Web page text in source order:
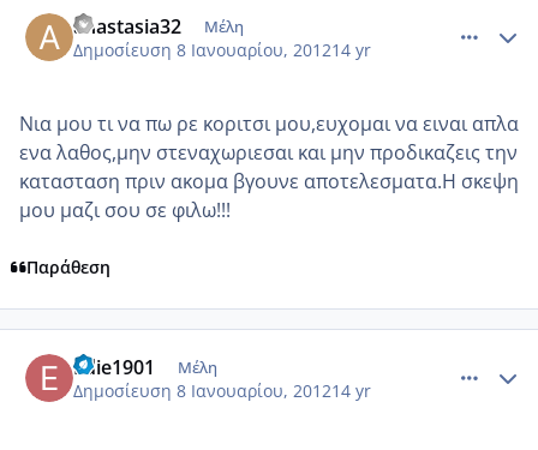
anastasia32 Μέλη
Δημοσίευση 8 Ιανουαρίου, 201214 yr
Νια μου τι να πω ρε κοριτσι μου,ευχομαι να ειναι απλα
ενα λαθος,μην στεναχωριεσαι και μην προδικαζεις την
κατασταση πριν ακομα βγουνε αποτελεσματα.Η σκεψη
μου μαζι σου σε φιλω!!!
Παράθεση
Edie1901 Μέλη
Δημοσίευση 8 Ιανουαρίου, 201214 yr